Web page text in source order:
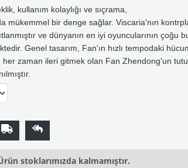
kullanım kolaylığı ve sıçrama,
mükemmel bir denge sağlar. Viscaria'nın
ve dünyanın en iyi oyuncularının çoğu
Genel tasarım, Fan'ın hızlı tempodaki
her zaman ileri gitmek olan Fan Zhendong'un
stoklarımızda kalmamıştır.